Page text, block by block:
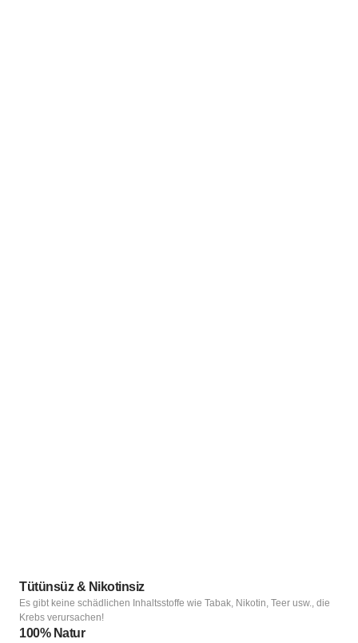
Tütünsüz & Nikotinsiz
Es gibt keine schädlichen Inhaltsstoffe wie Tabak, Nikotin, Teer usw., die
Krebs verursachen!
100% Natur